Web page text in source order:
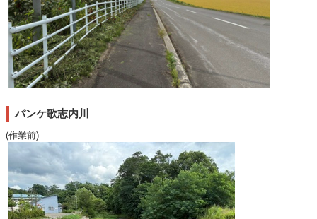
パンケ歌志内川
(作業前)